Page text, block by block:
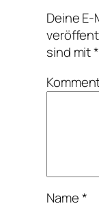
Deine
sind mit*
Name*